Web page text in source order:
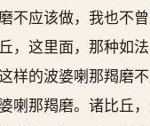
不应该做，我也不
，这里面，那种如
样的波婆喇那羯磨
喇那羯磨。诸比丘